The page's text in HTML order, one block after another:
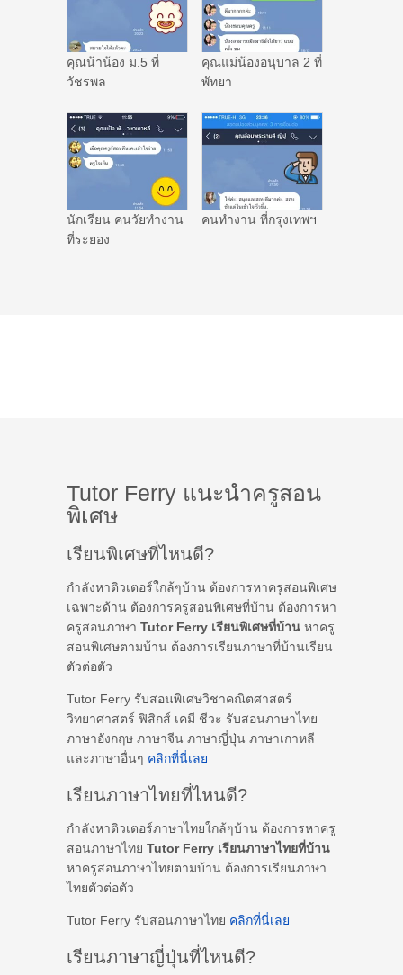
คุณน้าน้อง ม.5 ที่
วัชรพล
คุณแม่น้องอนุบาล 2 ที่
พัทยา
นักเรียน คนวัยทำงาน
ที่ระยอง
คนทำงาน ที่กรุงเทพฯ
Tutor Ferry แนะนำครูสอน
พิเศษ
เรียนพิเศษที่ไหนดี?
กำลังหาติวเตอร์ใกล้ๆบ้าน ต้องการหาครูสอนพิเศษ
เฉพาะด้าน ต้องการครูสอนพิเศษที่บ้าน ต้องการหา
ครูสอนภาษา Tutor Ferry เรียนพิเศษที่บ้าน หาครู
สอนพิเศษตามบ้าน ต้องการเรียนภาษาที่บ้านเรียน
ตัวต่อตัว
Tutor Ferry รับสอนพิเศษวิชาคณิตศาสตร์
วิทยาศาสตร์ ฟิสิกส์ เคมี ชีวะ รับสอนภาษาไทย
ภาษาอังกฤษ ภาษาจีน ภาษาญี่ปุ่น ภาษาเกาหลี
และภาษาอื่นๆ คลิกที่นี่เลย
เรียนภาษาไทยที่ไหนดี?
กำลังหาติวเตอร์ภาษาไทยใกล้ๆบ้าน ต้องการหาครู
สอนภาษาไทย Tutor Ferry เรียนภาษาไทยที่บ้าน
หาครูสอนภาษาไทยตามบ้าน ต้องการเรียนภาษา
ไทยตัวต่อตัว
Tutor Ferry รับสอนภาษาไทย คลิกที่นี่เลย
เรียนภาษาญี่ปุ่นที่ไหนดี?